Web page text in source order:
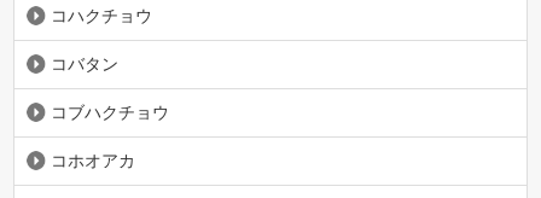
コハクチョウ
コバタン
コブハクチョウ
コホオアカ